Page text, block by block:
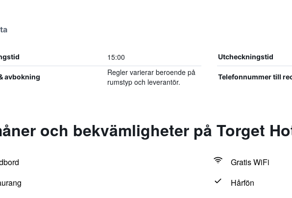
15:00 Utcheckningstid
avbokning
Regler varierar beroende på
rumstyp och leverantör.
Telefonnummer till
och bekvämligheter på Torget
Gratis WiFi
Hårfön